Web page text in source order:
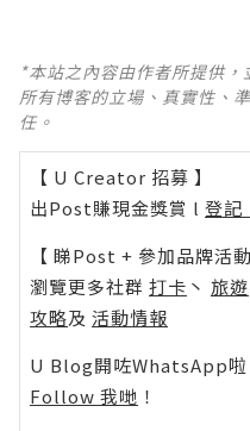
*本站之內容由作者所提供
所有博客的立場、真實性、
任。
【 U Creator 招募 】
出Post賺現金獎賞 l 登記
【 睇Post + 參加品牌活動
瀏覽更多社群 打卡 丶 旅遊
攻略及 活動情報
U Blog開咗WhatsApp啦
Follow 我哋 ！